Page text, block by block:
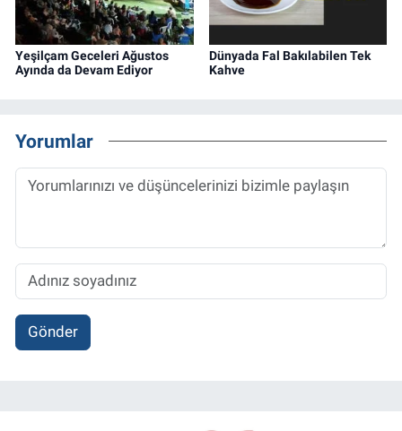
Yeşilçam Geceleri Ağustos
Ayında da Devam Ediyor
Dünyada Fal Bakılabilen Tek
Kahve
Yorumlar
Gönder